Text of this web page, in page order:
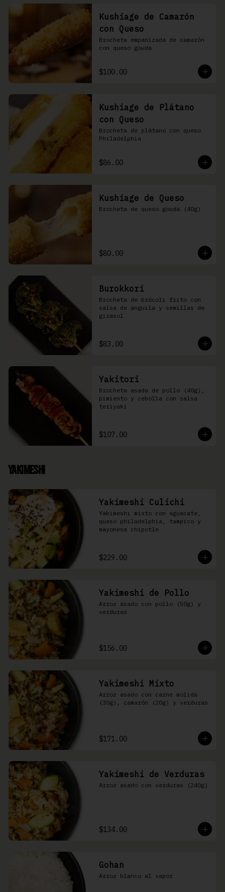
Kushiage de Camarón
con Queso
Brocheta empanizada de camarón
con queso gouda
$100.00
Kushiage de Plátano
con Queso
Brocheta de plátano con queso
Philadelphia
$86.00
Kushiage de Queso
Brocheta de queso gouda (40g)
$80.00
Burokkori
Brocheta de brócoli frito con
salsa de anguila y semillas de
girasol
$83.00
Yakitori
Brocheta asada de pollo (40g),
pimiento y cebolla con salsa
teriyaki
$107.00
Yakimeshi
Yakimeshi Culichi
Yakimeshi mixto con aguacate,
queso philadelphia, tampico y
mayonesa chipotle
$229.00
Yakimeshi de Pollo
Arroz asado con pollo (50g) y
verduras
$156.00
Yakimeshi Mixto
Arroz asado con carne molida
(30g), camarón (20g) y verduras
$171.00
Yakimeshi de Verduras
Arroz asado con verduras (240g)
$134.00
Gohan
Arroz blanco al vapor